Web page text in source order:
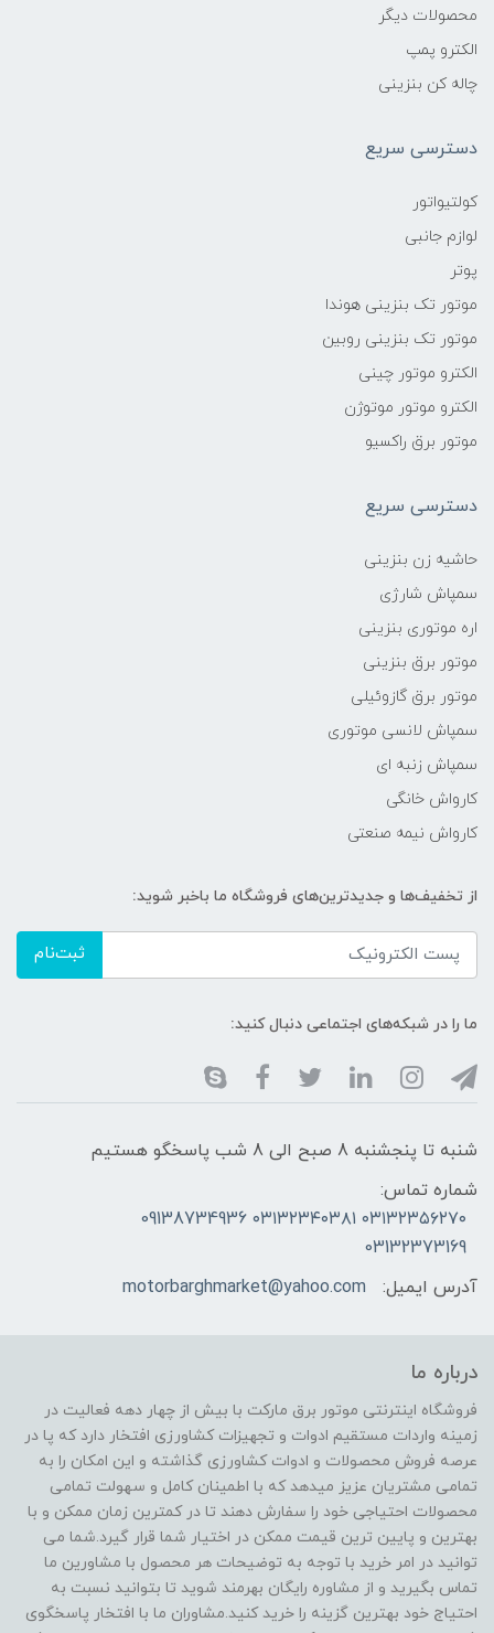
محصولات دیگر
الکترو پمپ
چاله کن بنزینی
دسترسی سریع
کولتیواتور
لوازم جانبی
پوتر
موتور تک بنزینی هوندا
موتور تک بنزینی روبین
الکترو موتور چینی
الکترو موتور موتوژن
موتور برق راکسیو
دسترسی سریع
حاشیه زن بنزینی
سمپاش شارژی
اره موتوری بنزینی
موتور برق بنزینی
موتور برق گازوئیلی
سمپاش لانسی موتوری
سمپاش زنبه ای
کارواش خانگی
کارواش نیمه صنعتی
از تخفیف‌ها و جدیدترین‌های فروشگاه ما باخبر شوید:
ثبت‌نام
ما را در شبکه‌های اجتماعی دنبال کنید:
شنبه تا پنجشنبه 8 صبح الی 8 شب پاسخگو هستیم
شماره تماس:
۰۳۱۳۲۳۵۶۲۷۰ ۰۳۱۳۲۳۴۰۳۸۱ 09138734936
03132373169
آدرس ایمیل:
motorbarghmarket@yahoo.com
درباره ما
فروشگاه اینترنتی موتور برق مارکت با بیش از چهار دهه فعالیت در
زمینه واردات مستقیم ادوات و تجهیزات کشاورزی افتخار دارد که پا در
عرصه فروش محصولات و ادوات کشاورزی گذاشته و این امکان را به
تمامی مشتریان عزیز میدهد که با اطمینان کامل و سهولت تمامی
محصولات احتیاجی خود را سفارش دهند تا در کمترین زمان ممکن و با
بهترین و پایین ترین قیمت ممکن در اختیار شما قرار گیرد.شما می
توانید در امر خرید با توجه به توضیحات هر محصول با مشاورین ما
تماس بگیرید و از مشاوره رایگان بهرمند شوید تا بتوانید نسبت به
احتیاج خود بهترین گزینه را خرید کنید.مشاوران ما با افتخار پاسخگوی